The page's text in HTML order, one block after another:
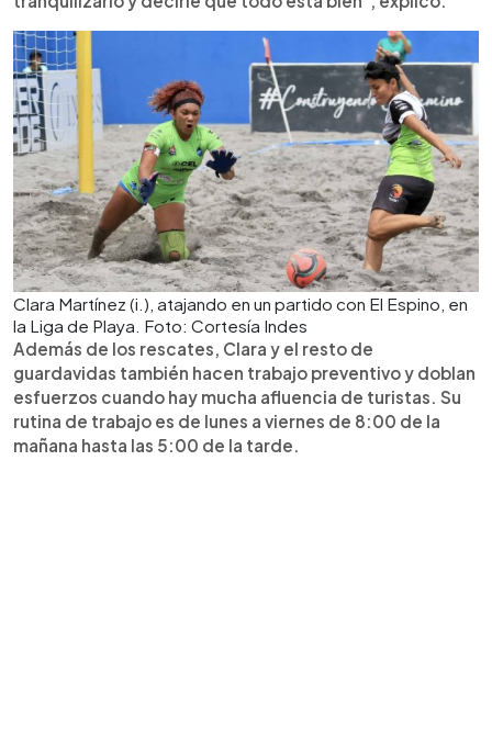
Clara Martínez (i.), atajando en un partido con El Espino, en
la Liga de Playa. Foto: Cortesía Indes
Además de los rescates, Clara y el resto de
guardavidas también hacen trabajo preventivo y doblan
esfuerzos cuando hay mucha afluencia de turistas. Su
rutina de trabajo es de lunes a viernes de 8:00 de la
mañana hasta las 5:00 de la tarde.